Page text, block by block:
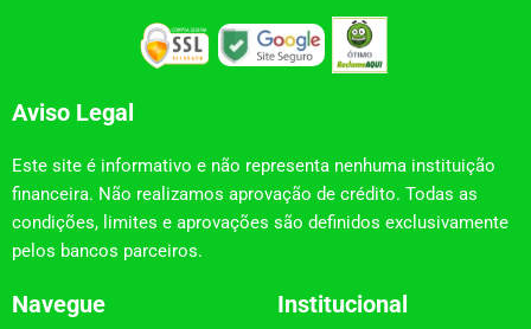
Aviso Legal
Este site é informativo e não representa nenhuma instituição
financeira. Não realizamos aprovação de crédito. Todas as
condições, limites e aprovações são definidos exclusivamente
pelos bancos parceiros.
Navegue Institucional